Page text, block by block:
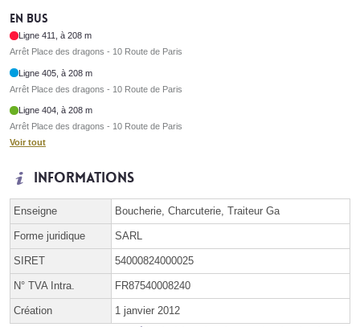
En bus
Ligne 411, à 208 m
Arrêt Place des dragons - 10 Route de Paris
Ligne 405, à 208 m
Arrêt Place des dragons - 10 Route de Paris
Ligne 404, à 208 m
Arrêt Place des dragons - 10 Route de Paris
Voir tout
Informations
Enseigne Boucherie, Charcuterie, Traiteur Ga
Forme juridique SARL
SIRET 54000824000025
N° TVA Intra. FR87540008240
Création 1 janvier 2012